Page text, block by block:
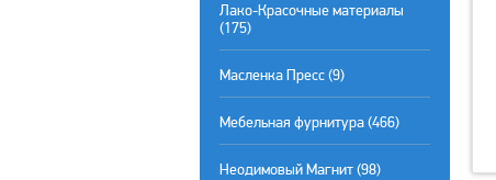
Лако-Красочные материалы
(175)
Масленка Пресс (9)
Мебельная фурнитура (466)
Неодимовый Магнит (98)